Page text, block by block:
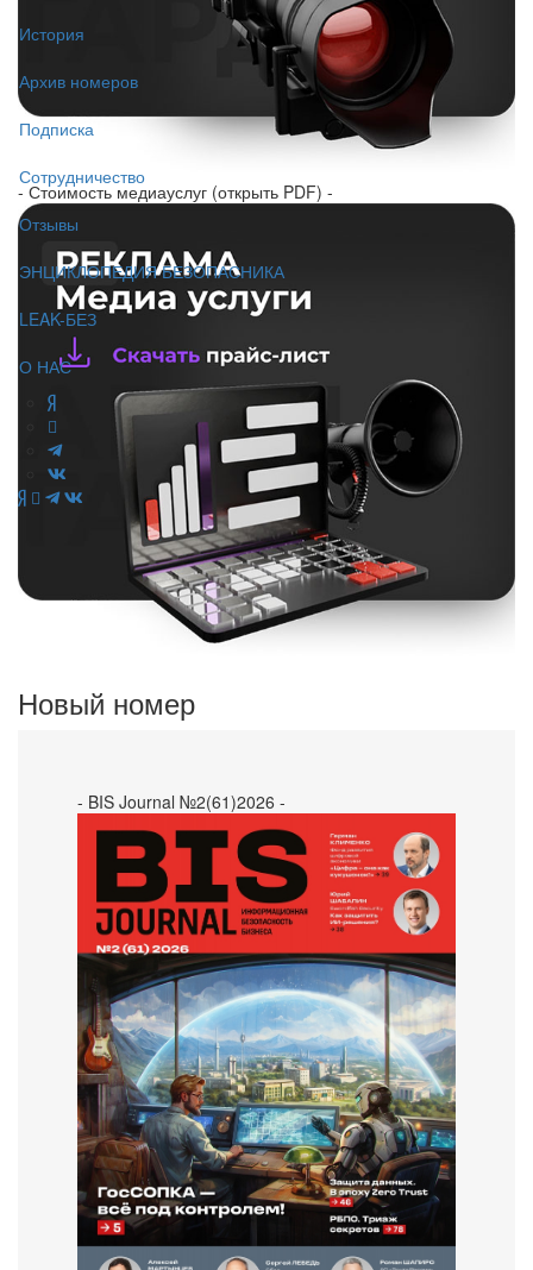
История
Архив номеров
Подписка
Сотрудничество
Отзывы
ЭНЦИКЛОПЕДИЯ БЕЗОПАСНИКА
LEAK-БЕЗ
О НАС
- Стоимость медиауслуг (открыть PDF) -
Новый номер
- BIS Journal №2(61)2026 -